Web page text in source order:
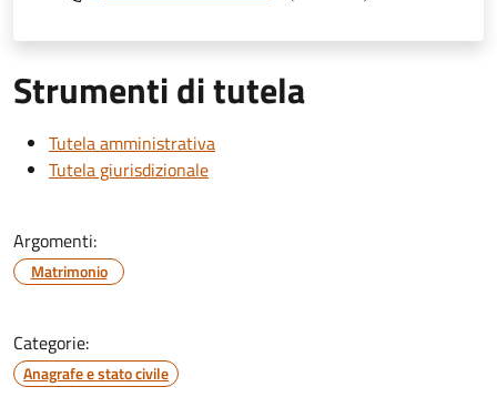
Strumenti di tutela
Tutela amministrativa
Tutela giurisdizionale
Argomenti:
Matrimonio
Categorie:
Anagrafe e stato civile